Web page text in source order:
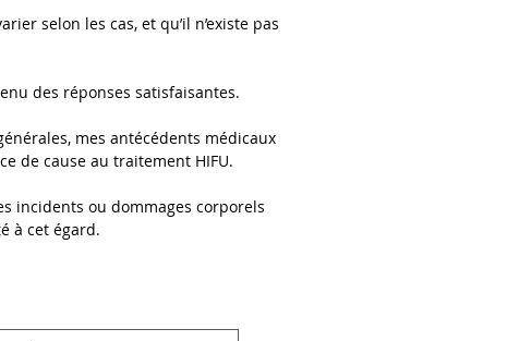
selon les cas, et qu’il n’existe pas
des réponses satisfaisantes.
mes antécédents médicaux
de cause au traitement HIFU.
incidents ou dommages corporels
à cet égard.